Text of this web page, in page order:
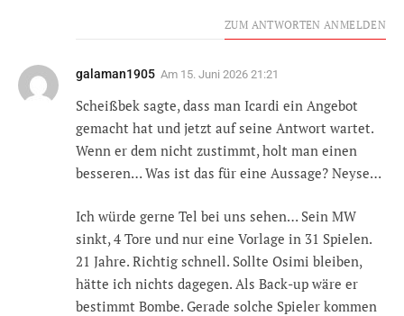
ZUM ANTWORTEN ANMELDEN
galaman1905 Am 15. Juni 2026 21:21
Scheißbek sagte, dass man Icardi ein Angebot
gemacht hat und jetzt auf seine Antwort wartet.
Wenn er dem nicht zustimmt, holt man einen
besseren… Was ist das für eine Aussage? Neyse…
Ich würde gerne Tel bei uns sehen… Sein MW
sinkt, 4 Tore und nur eine Vorlage in 31 Spielen.
21 Jahre. Richtig schnell. Sollte Osimi bleiben,
hätte ich nichts dagegen. Als Back-up wäre er
bestimmt Bombe. Gerade solche Spieler kommen